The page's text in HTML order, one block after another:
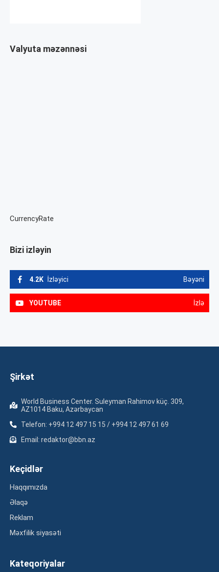
Valyuta məzənnəsi
CurrencyRate
Bizi izləyin
4.2K İzləyici Bəyəni
YOUTUBE İzlə
Şirkət
World Business Center. Suleyman Rahimov küç. 309,
AZ1014 Baku, Azərbaycan
Telefon: +994 12 497 15 15 / +994 12 497 61 69
Email: redaktor@bbn.az
Keçidlər
Haqqımızda
Əlaqə
Reklam
Məxfilik siyasəti
Kateqoriyalar